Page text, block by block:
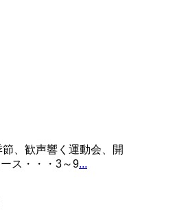
、歓声響く運動会、開
ス・・・3～9...